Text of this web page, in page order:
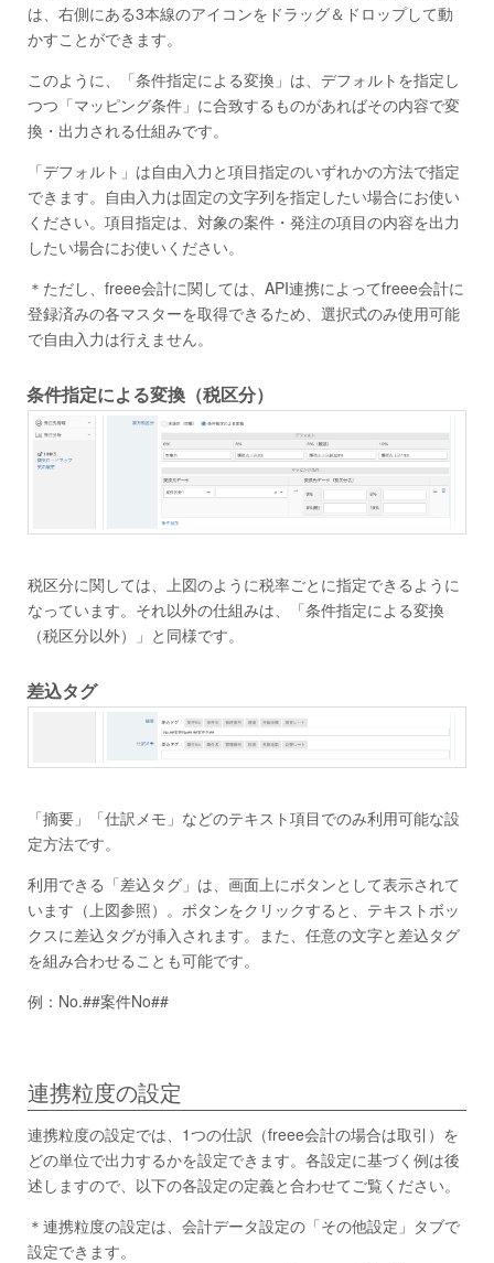
は、右側にある3本線のアイコンをドラッグ＆ドロップして動
かすことができます。
このように、「条件指定による変換」は、デフォルトを指定し
つつ「マッピング条件」に合致するものがあればその内容で変
換・出力される仕組みです。
「デフォルト」は自由入力と項目指定のいずれかの方法で指定
できます。自由入力は固定の文字列を指定したい場合にお使い
ください。項目指定は、対象の案件・発注の項目の内容を出力
したい場合にお使いください。
＊ただし、freee会計に関しては、API連携によってfreee会計に
登録済みの各マスターを取得できるため、選択式のみ使用可能
で自由入力は行えません。
条件指定による変換（税区分）
税区分に関しては、上図のように税率ごとに指定できるように
なっています。それ以外の仕組みは、「条件指定による変換
（税区分以外）」と同様です。
差込タグ
「摘要」「仕訳メモ」などのテキスト項目でのみ利用可能な設
定方法です。
利用できる「差込タグ」は、画面上にボタンとして表示されて
います（上図参照）。ボタンをクリックすると、テキストボッ
クスに差込タグが挿入されます。また、任意の文字と差込タグ
を組み合わせることも可能です。
例：No.##案件No##
連携粒度の設定
連携粒度の設定では、1つの仕訳（freee会計の場合は取引）を
どの単位で出力するかを設定できます。各設定に基づく例は後
述しますので、以下の各設定の定義と合わせてご覧ください。
＊連携粒度の設定は、会計データ設定の「その他設定」タブで
設定できます。